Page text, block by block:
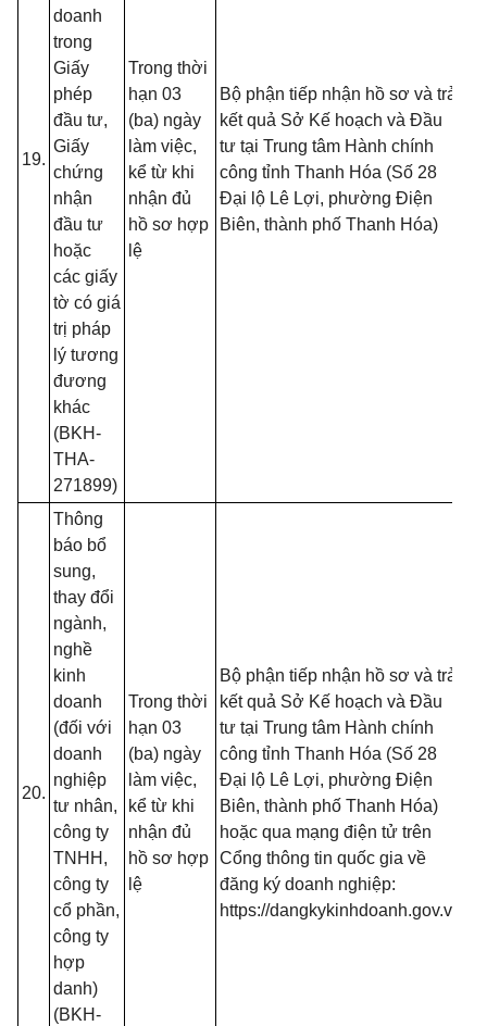
19.
doanh
trong
Giấy
phép
đầu tư,
Giấy
chứng
nhận
đầu tư
hoặc
các giấy
tờ có giá
trị pháp
lý tương
đương
khác
(BKH-
THA-
271899)
Trong thời
hạn 03
(ba) ngày
làm việc,
kể từ khi
nhận đủ
hồ sơ hợp
lệ
Bộ phận tiếp nhận hồ sơ và trả
kết quả Sở Kế hoạch và Đầu
tư tại Trung tâm Hành chính
công tỉnh Thanh Hóa (Số 28
Đại lộ Lê Lợi, phường Điện
Biên, thành phố Thanh Hóa)
20.
Thông
báo bổ
sung,
thay đổi
ngành,
nghề
kinh
doanh
(đối với
doanh
nghiệp
tư nhân,
công ty
TNHH,
công ty
cổ phần,
công ty
hợp
danh)
(BKH-
Trong thời
hạn 03
(ba) ngày
làm việc,
kể từ khi
nhận đủ
hồ sơ hợp
lệ
Bộ phận tiếp nhận hồ sơ và trả
kết quả Sở Kế hoạch và Đầu
tư tại Trung tâm Hành chính
công tỉnh Thanh Hóa (Số 28
Đại lộ Lê Lợi, phường Điện
Biên, thành phố Thanh Hóa)
hoặc qua mạng điện tử trên
Cổng thông tin quốc gia về
đăng ký doanh nghiệp:
https://dangkykinhdoanh.gov.vn